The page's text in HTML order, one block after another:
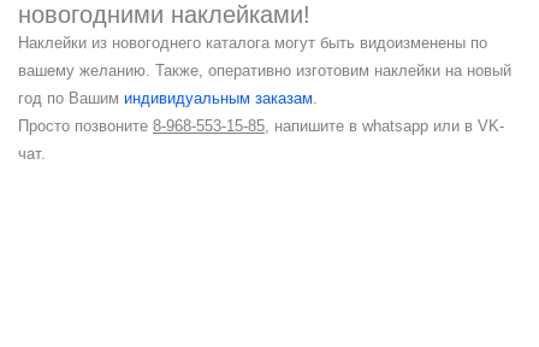
новогодними наклейками!
Наклейки из новогоднего каталога могут быть видоизменены по
вашему желанию. Также, оперативно изготовим наклейки на новый
год по Вашим индивидуальным заказам.
Просто позвоните 8-968-553-15-85, напишите в whatsapp или в VK-
чат.